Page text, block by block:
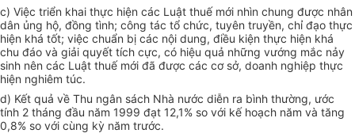
c) Việc triển khai thực hiện các Luật thuế mới nhìn chung được nhân
dân ủng hộ, đồng tình; công tác tổ chức, tuyên truyền, chỉ đạo thực
hiện khá tốt; việc chuẩn bị các nội dung, điều kiện thực hiện khá
chu đáo và giải quyết tích cực, có hiệu quả những vướng mắc nảy
sinh nên các Luật thuế mới đã được các cơ sở, doanh nghiệp thực
hiện nghiêm túc.
d) Kết quả về Thu ngân sách Nhà nước diễn ra bình thường, ước
tính 2 tháng đầu năm 1999 đạt 12,1% so với kế hoạch năm và tăng
0,8% so với cùng kỳ năm trước.